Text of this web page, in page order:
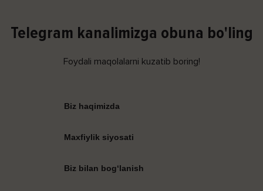
Telegram kanalimizga obuna bo'ling
Foydali maqolalarni kuzatib boring!
Biz haqimizda
Maxfiylik siyosati
Biz bilan bog‘lanish